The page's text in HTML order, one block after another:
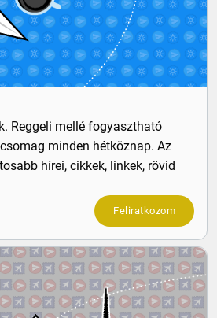
Reggeli mellé fogyasztható
minden hétköznap. Az
hírei, cikkek, linkek, rövid
Feliratkozom